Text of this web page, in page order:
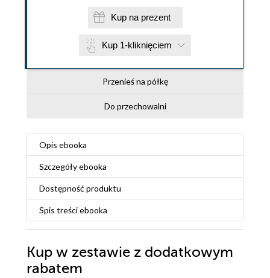
Kup na prezent
Kup 1-kliknięciem
Przenieś na półkę
Do przechowalni
Opis ebooka
Szczegółyebooka
Dostępność produktu
Spis treściebooka
Kup w zestawie z dodatkowym
rabatem